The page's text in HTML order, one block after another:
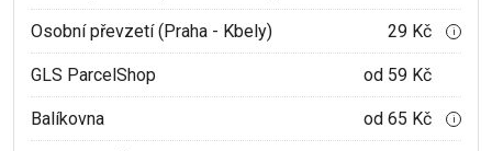
Osobní převzetí (Praha - Kbely) 29 Kč i
GLS ParcelShop od 59 Kč
Balíkovna od 65 Kč i